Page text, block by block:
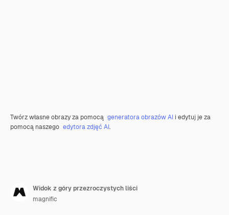
Twórz własne obrazy za pomocą generatora obrazów AI i edytuj je za
pomocą naszego edytora zdjęć AI.
Widok z góry przezroczystych liści
magnific